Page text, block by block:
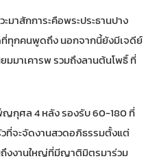
าสักการะคือพระประธานปาง
ทุกคนพูดถึง นอกจากนี้ยังมีเจดีย์
มมาเคารพ รวมถึงลานต้นโพธิ์ ที่
ญกุศล 4 หลัง รองรับ 60-180 ที่
ที่จะจัดงานสวดอภิธรรมตั้งแต่
ถึงงานใหญ่ที่มีญาติมิตรมาร่วม